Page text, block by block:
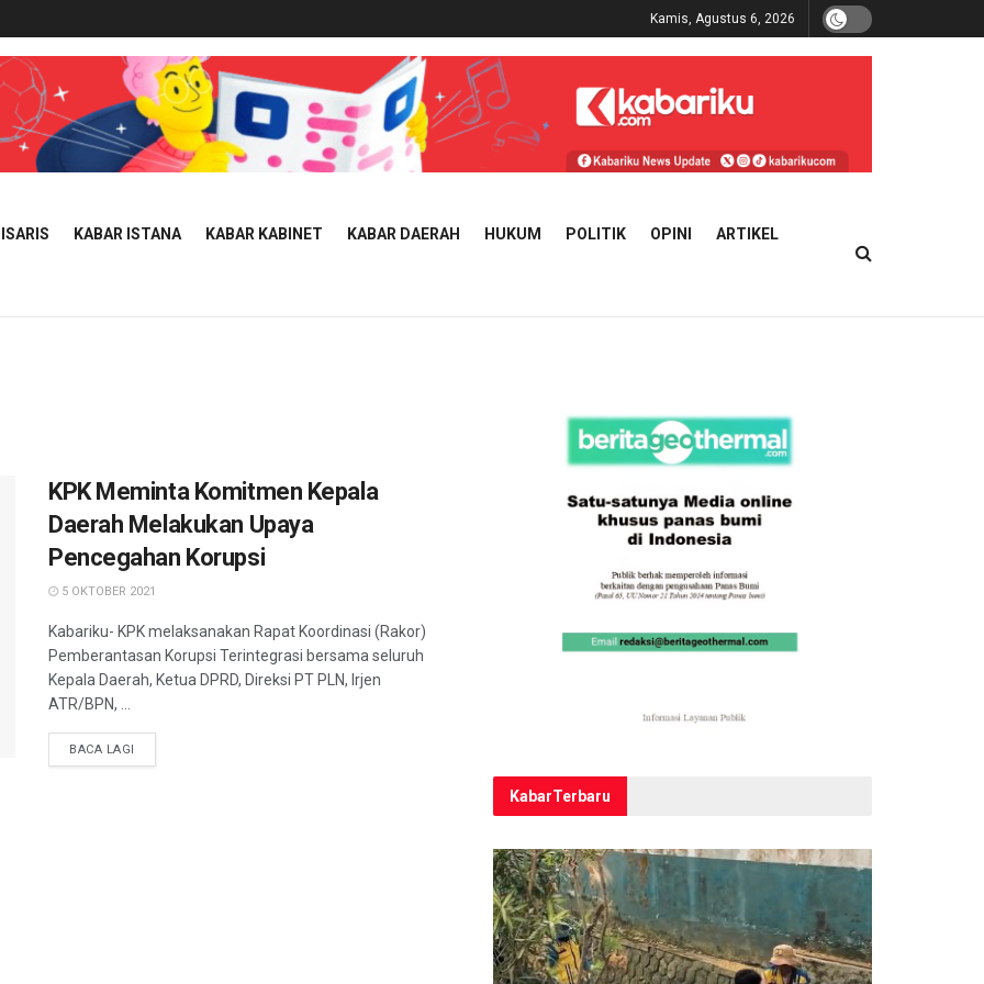
Kamis, Agustus 6, 2026
KABAR ISTANA KABAR KABINET KABAR DAERAH HUKUM POLITIK OPINI ARTIKEL
KPK Meminta Komitmen Kepala
Daerah Melakukan Upaya
Pencegahan Korupsi
5 OKTOBER 2021
Kabariku- KPK melaksanakan Rapat Koordinasi (Rakor)
Pemberantasan Korupsi Terintegrasi bersama seluruh
Kepala Daerah, Ketua DPRD, Direksi PT PLN, Irjen
ATR/BPN, ...
BACA LAGI
KabarTerbaru